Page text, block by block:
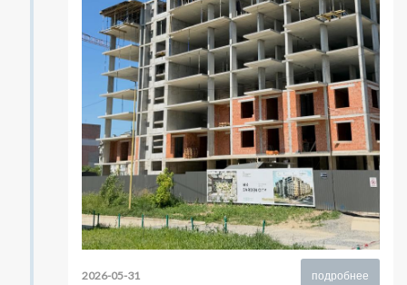
подробнее
2026-05-31